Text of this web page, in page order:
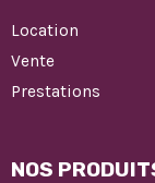
Location
Vente
Prestations
NOS